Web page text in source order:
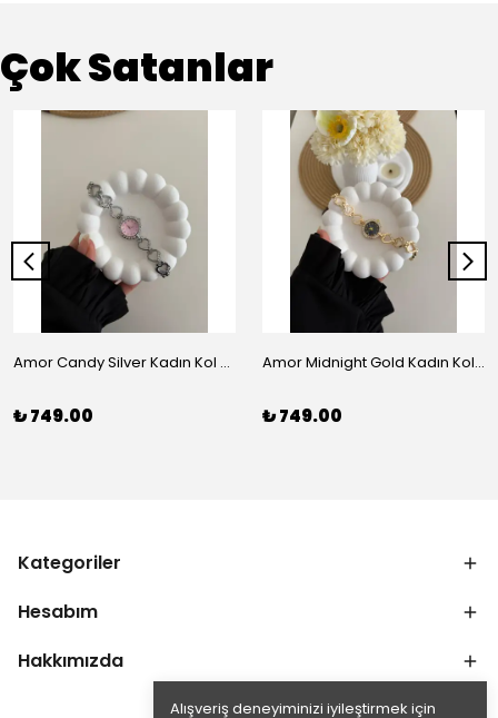
Alışveriş deneyiminizi iyileştirmek için
Çok Satanlar
Amor Candy Silver Kadın Kol Saati
₺ 749.00
Amor Midnight Gold Kadın Kol Saati
₺ 749.00
Kategoriler
Hesabım
Hakkımızda